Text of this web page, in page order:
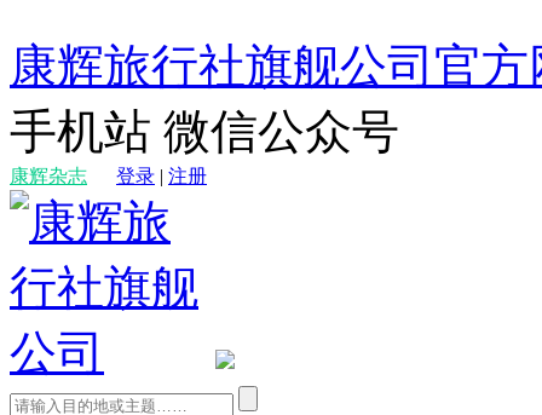
康辉旅行社旗舰公司官方
手机站 微信公众号
康辉杂志 登录 | 注册